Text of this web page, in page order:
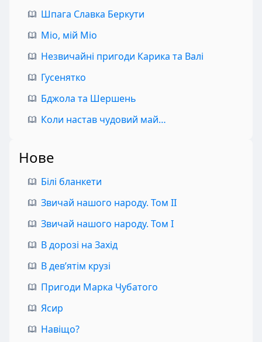
Шпага Славка Беркути
Міо, мій Міо
Незвичайні пригоди Карика та Валі
Гусенятко
Бджола та Шершень
Коли настав чудовий май…
Нове
Білі бланкети
Звичай нашого народу. Том II
Звичай нашого народу. Том I
В дорозі на Захід
В дев’ятім крузі
Пригоди Марка Чубатого
Ясир
Навіщо?